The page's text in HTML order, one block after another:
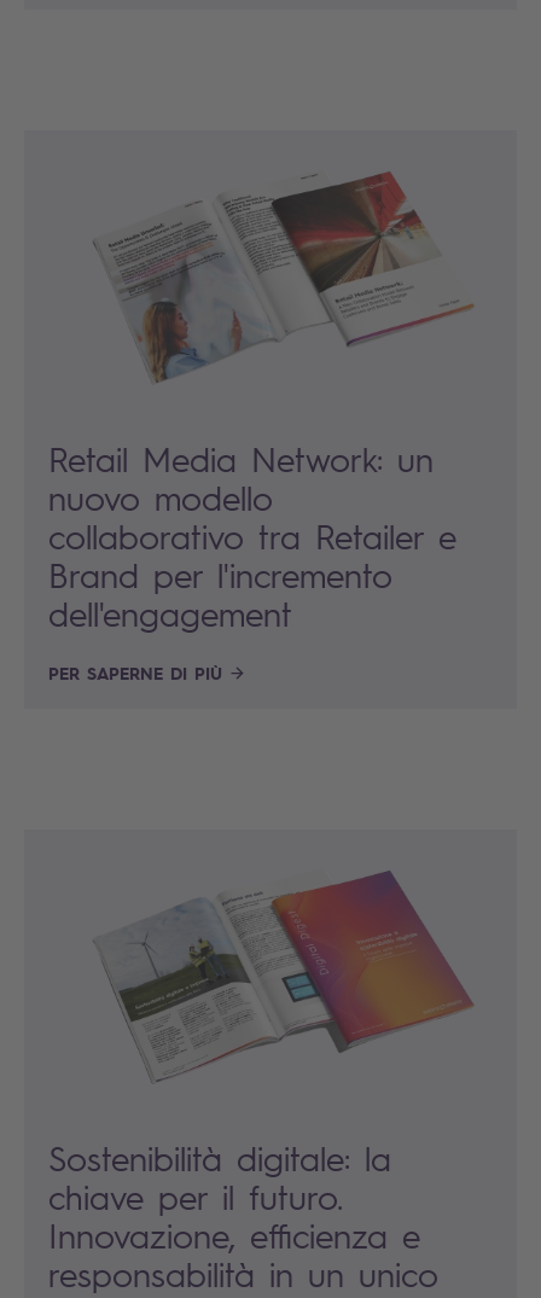
Retail Media Network: un
nuovo modello
collaborativo tra Retailer e
Brand per l'incremento
dell'engagement
PER SAPERNE DI PIÙ
Sostenibilità digitale: la
chiave per il futuro.
Innovazione, efficienza e
responsabilità in un unico